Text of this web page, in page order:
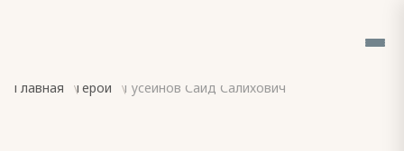
Главная Герои Гусейнов Саид Салихович